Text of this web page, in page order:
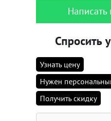
Спросить
Узнать цену
Нужен
Получить скидку